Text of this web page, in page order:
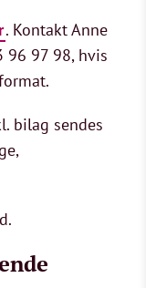
. Kontakt Anne
96 97 98, hvis
bilag sendes